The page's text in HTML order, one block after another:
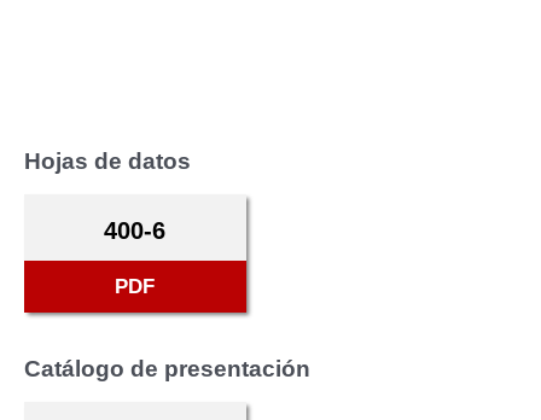
Hojas de datos
400-6
PDF
Catálogo de presentación